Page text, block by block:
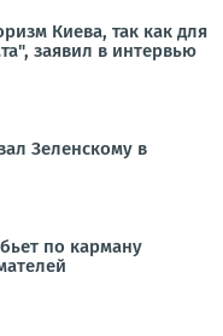
Киева, так как для
заявил в интервью
Зеленскому в
по карману